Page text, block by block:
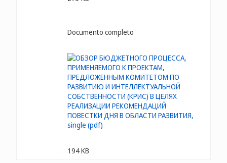
Documento completo
194 KB